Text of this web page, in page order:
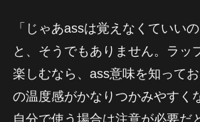
「じゃあassは覚えなくていい
と、そうでもありません。ラッ
楽しむなら、ass意味を知って
の温度感がかなりつかみやすく
自分で使う場合は注意が必要だ